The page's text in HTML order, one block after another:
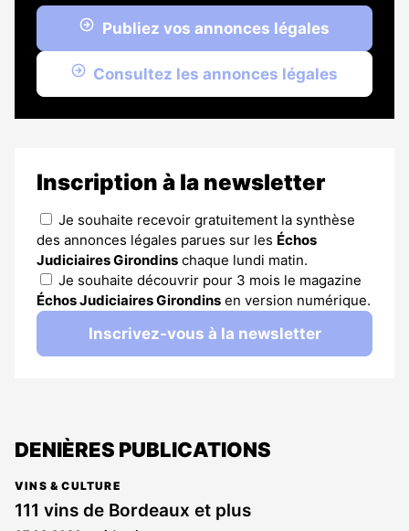
Publiez vos annonces légales
Consultez les annonces légales
Inscription à la newsletter
Je souhaite recevoir gratuitement la synthèse
des annonces légales parues sur les Échos
Judiciaires Girondins chaque lundi matin.
Je souhaite découvrir pour 3 mois le magazine
Échos Judiciaires Girondins en version numérique.
Inscrivez-vous à la newsletter
DENIÈRES PUBLICATIONS
VINS & CULTURE
111 vins de Bordeaux et plus